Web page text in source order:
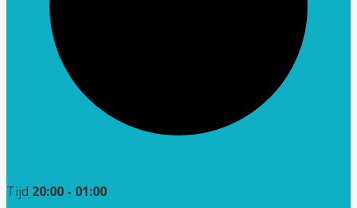
Tijd 20:00 - 01:00